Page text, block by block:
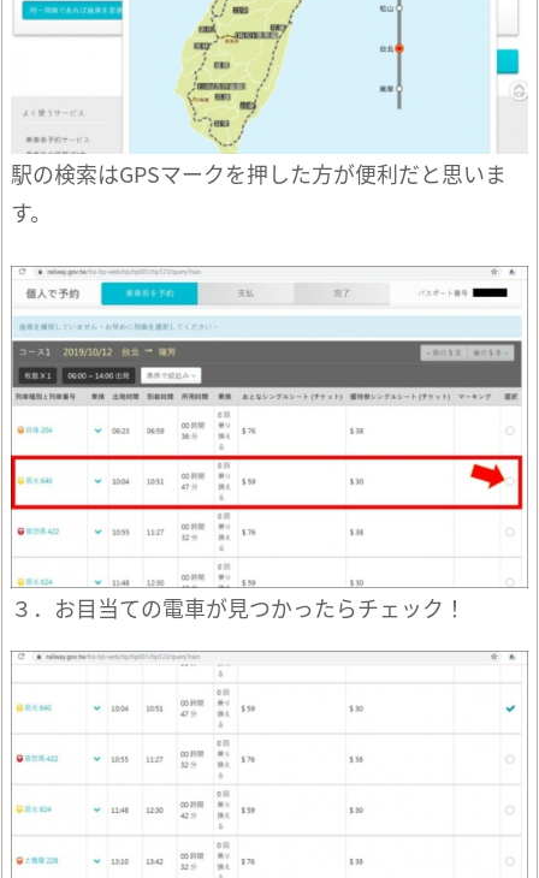
駅の検索はGPSマークを押した方が便利だと思いま
す。
３．お目当ての電車が見つかったらチェック！